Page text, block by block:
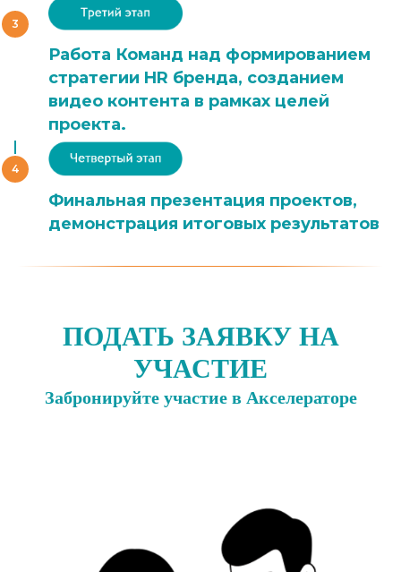
Работа Команд над формированием
стратегии HR бренда, созданием
видео контента в рамках целей
проекта.
Финальная презентация проектов,
демонстрация итоговых результатов
ПОДАТЬ ЗАЯВКУ НА
УЧАСТИЕ
Забронируйте участие в Акселераторе